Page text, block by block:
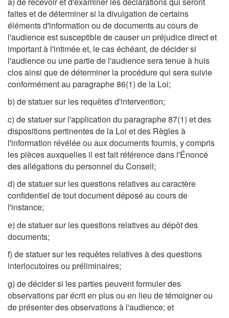
faites et de déterminer si la divulgation de certains
éléments d'information ou de documents au cours de
l'audience est susceptible de causer un préjudice direct et
important à l'intimée et, le cas échéant, de décider si
l'audience ou une partie de l'audience sera tenue à huis
clos ainsi que de déterminer la procédure qui sera suivie
conformément au paragraphe 86(1) de la Loi;
b) de statuer sur les requêtes d'intervention;
c) de statuer sur l'application du paragraphe 87(1) et des
dispositions pertinentes de la Loi et des Règles à
l'information révélée ou aux documents fournis, y compris
les pièces auxquelles il est fait référence dans l'Énoncé
des allégations du personnel du Conseil;
d) de statuer sur les questions relatives au caractère
confidentiel de tout document déposé au cours de
l'instance;
e) de statuer sur les questions relatives au dépôt des
documents;
f) de statuer sur les requêtes relatives à des questions
interlocutoires ou préliminaires;
g) de décider si les parties peuvent formuler des
observations par écrit en plus ou en lieu de témoigner ou
de présenter des observations à l'audience; et